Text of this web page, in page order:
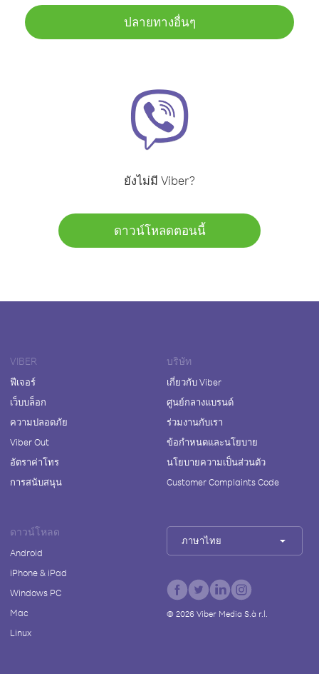
ปลายทางอื่นๆ
ยังไม่มี Viber?
ดาวน์โหลดตอนนี้
VIBER
ฟีเจอร์
เว็บบล็อก
ความปลอดภัย
Viber Out
อัตราค่าโทร
การสนับสนุน
บริษัท
เกี่ยวกับ Viber
ศูนย์กลางแบรนด์
ร่วมงานกับเรา
ข้อกำหนดและนโยบาย
นโยบายความเป็นส่วนตัว
Customer Complaints Code
ดาวน์โหลด
Android
iPhone & iPad
Windows PC
Mac
Linux
ภาษาไทย
© 2026Viber Media S.à r.l.